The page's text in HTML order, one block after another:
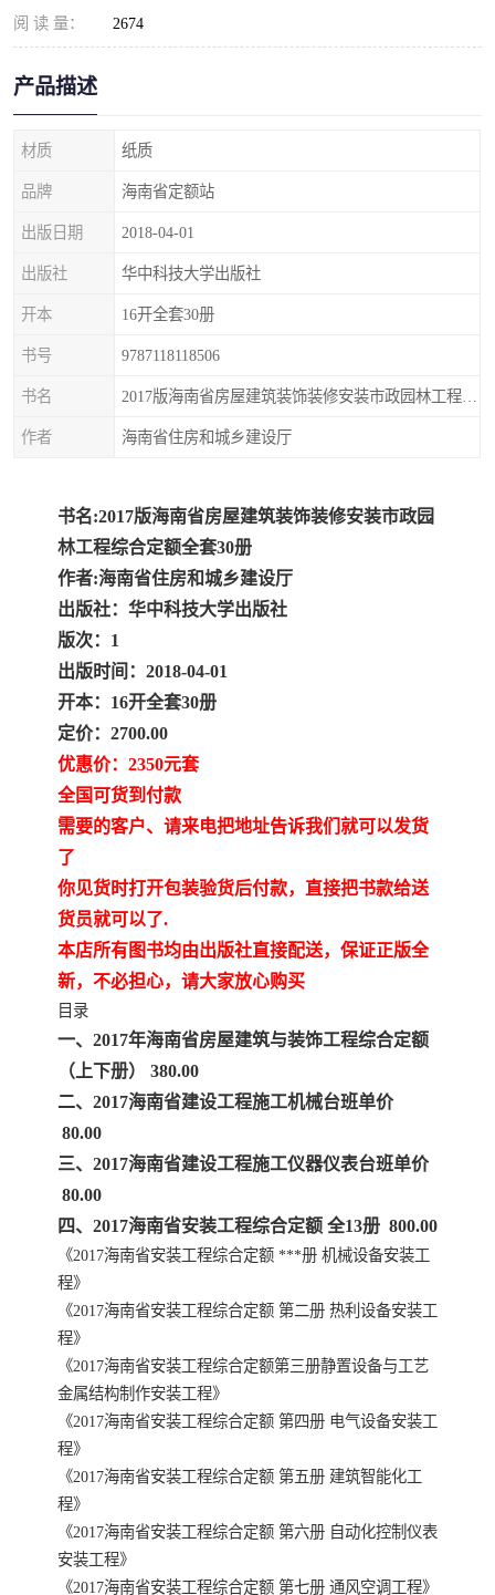
阅 读 量： 2674
产品描述
材质 纸质
品牌 海南省定额站
出版日期 2018-04-01
出版社 华中科技大学出版社
开本 16开全套30册
书号 9787118118506
书名
作者 海南省住房和城乡建设厅
书名:2017版海南省房屋建筑装饰装修安装市政园
林工程综合定额全套30册
作者:海南省住房和城乡建设厅
出版社：华中科技大学出版社
版次：1
出版时间：2018-04-01
开本：16开全套30册
定价：2700.00
优惠价：2350元套
全国可货到付款
需要的客户、请来电把地址告诉我们就可以发货
了
你见货时打开包装验货后付款，直接把书款给送
货员就可以了.
本店所有图书均由出版社直接配送，保证正版全
新，不必担心，请大家放心购买
目录
一、2017年海南省房屋建筑与装饰工程综合定额
（上下册） 380.00
二、2017海南省建设工程施工机械台班单价
80.00
三、2017海南省建设工程施工仪器仪表台班单价
80.00
四、2017海南省安装工程综合定额 全13册 800.00
《2017海南省安装工程综合定额 ***册 机械设备安装工
程》
《2017海南省安装工程综合定额 第二册 热利设备安装工
程》
《2017海南省安装工程综合定额第三册静置设备与工艺
金属结构制作安装工程》
《2017海南省安装工程综合定额 第四册 电气设备安装工
程》
《2017海南省安装工程综合定额 第五册 建筑智能化工
程》
《2017海南省安装工程综合定额 第六册 自动化控制仪表
安装工程》
《2017海南省安装工程综合定额 第七册 通风空调工程》
额
电子工程概预算定额
疏浚工程预算定额
福建建设工程预算定额
辽宁省工程计价定额
锅炉及压力容器规范国际
性规范ASME
广东省建设工程预算定额
湖北省建设工程预算定额 年考军校教材资料
甘肃省建设工程预算定额 山西省建设工程预算定额
内蒙古建设工程预算定额
陕西建设工程消耗量定额 新疆建设工程预算定额
贵州水利水电定额
青海省建筑工程消耗量定
20kv及以下配电网工程定
验评定标准
广西建筑安装工程预算定 内河沿海港口疏浚定额
*考军校教材 黑龙江建设工程计价定额
海南省建设工程预算定额 浙江省建设工程预算定额
电力工程预算概算定额 重庆市建设工程计价定额
江苏省建设工程计价定额 深圳市建设工程消耗量定
额
四川省清单定额 河南省建设工程预算定额
云南省建设工程预算定额 2020民法典
陕西省水利工程概预算定
冶金工业建设工程概算定 河北省建设工程消耗量定
额
天津建设工程预算定额 20kv及以下配电网工程预
算定额
广东省水利水电概预算定 全国消耗量工程定额
四川省清单计价定额 北京市建设工程消耗量定
额